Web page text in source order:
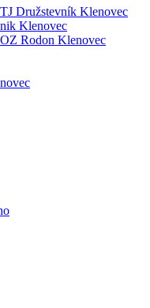
Družstevník Klenovec
Klenovec
Rodon Klenovec